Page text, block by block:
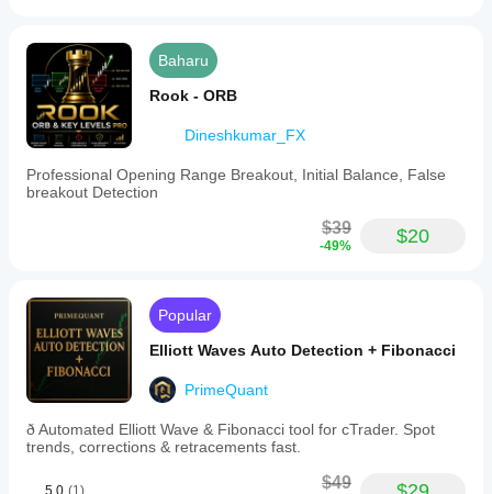
Baharu
Rook - ORB
Dineshkumar_FX
Professional Opening Range Breakout, Initial Balance, False
breakout Detection
$39
-49% $20
Popular
Elliott Waves Auto Detection + Fibonacci
PrimeQuant
ð Automated Elliott Wave & Fibonacci tool for cTrader. Spot
trends, corrections & retracements fast.
5.0 (1) $49